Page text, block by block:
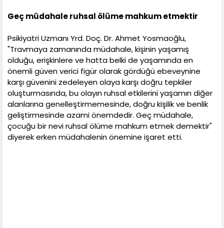
Geç müdahale ruhsal ölüme mahkum etmektir
Psikiyatri Uzmanı Yrd. Doç. Dr. Ahmet Yosmaoğlu,
"Travmaya zamanında müdahale, kişinin yaşamış
olduğu, erişkinlere ve hatta belki de yaşamında en
önemli güven verici figür olarak gördüğü ebeveynine
karşı güvenini zedeleyen olaya karşı doğru tepkiler
oluşturmasında, bu olayın ruhsal etkilerini yaşamın diğer
alanlarına genelleştirmemesinde, doğru kişilik ve benlik
geliştirmesinde azami önemdedir. Geç müdahale,
çocuğu bir nevi ruhsal ölüme mahkum etmek demektir"
diyerek erken müdahalenin önemine işaret etti.